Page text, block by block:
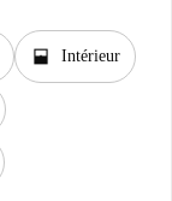
window_open Intérieur